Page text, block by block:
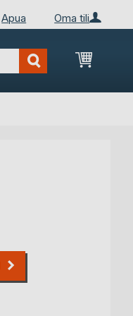
Oma tili
Apua